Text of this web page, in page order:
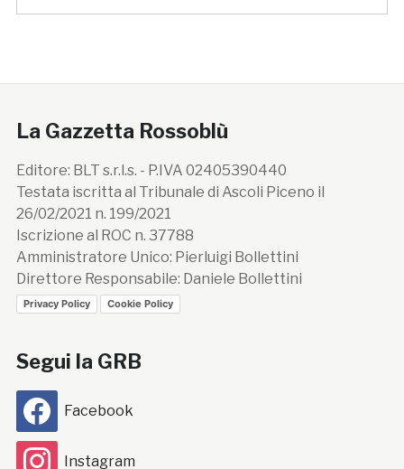
La Gazzetta Rossoblù
Editore: BLT s.r.l.s. - P.IVA 02405390440
Testata iscritta al Tribunale di Ascoli Piceno il
26/02/2021 n. 199/2021
Iscrizione al ROC n. 37788
Amministratore Unico: Pierluigi Bollettini
Direttore Responsabile: Daniele Bollettini
Privacy Policy Cookie Policy
Segui la GRB
Facebook
Instagram